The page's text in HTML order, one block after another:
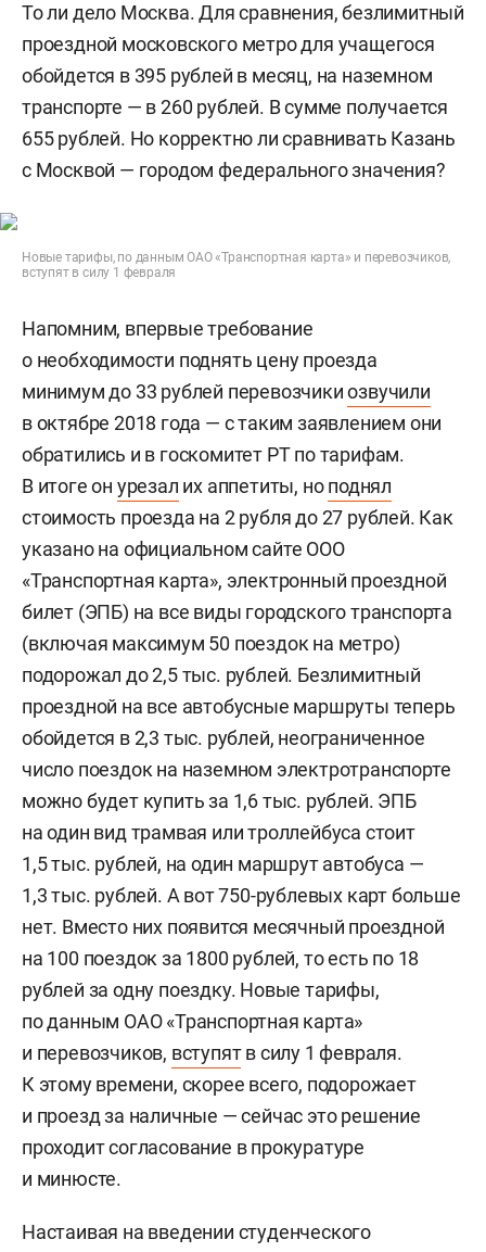
То ли дело Москва. Для сравнения, безлимитный
проездной московского метро для учащегося
обойдется в 395 рублей в месяц, на наземном
транспорте — в 260 рублей. В сумме получается
655 рублей. Но корректно ли сравнивать Казань
с Москвой — городом федерального значения?
Новые тарифы, по данным ОАО «Транспортная карта» и перевозчиков,
вступят в силу 1 февраля
Напомним, впервые требование
о необходимости поднять цену проезда
минимум до 33 рублей перевозчикиозвучили
в октябре 2018 года — с таким заявлением они
обратились и в госкомитет РТ по тарифам.
В итоге он урезал их аппетиты, ноподнял
стоимость проезда на 2 рубля до 27 рублей. Как
указано на официальном сайте ООО
«Транспортная карта», электронный проездной
билет (ЭПБ) на все виды городского транспорта
(включая максимум 50 поездок на метро)
подорожал до 2,5 тыс. рублей. Безлимитный
проездной на все автобусные маршруты теперь
обойдется в 2,3 тыс. рублей, неограниченное
число поездок на наземном электротранспорте
можно будет купить за 1,6 тыс. рублей. ЭПБ
на один вид трамвая или троллейбуса стоит
1,5 тыс. рублей, на один маршрут автобуса —
1,3 тыс. рублей. А вот 750-рублевых карт больше
нет. Вместо них появится месячный проездной
на 100 поездок за 1800 рублей, то есть по 18
рублей за одну поездку. Новые тарифы,
по данным ОАО «Транспортная карта»
и перевозчиков, вступятв силу 1 февраля.
К этому времени, скорее всего, подорожает
и проезд за наличные — сейчас это решение
проходит согласование в прокуратуре
и минюсте.
Настаивая на введении студенческого